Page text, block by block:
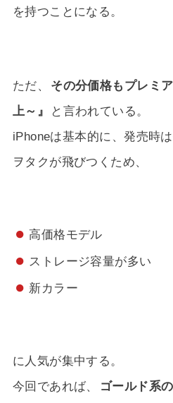
を持つことになる。
ただ、
その分価格もプレミ
上～』
と言われている。
iPhoneは基本的に、発売時
ヲタクが飛びつくため、
高価格モデル
ストレージ容量が多い
新カラー
に人気が集中する。
今回であれば、
ゴールド系